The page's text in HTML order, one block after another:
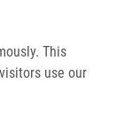
This
use our
Kontakt